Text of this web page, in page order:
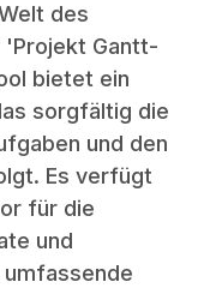
des
'Projekt Gantt-
bietet ein
sorgfältig die
und den
Es verfügt
für die
und